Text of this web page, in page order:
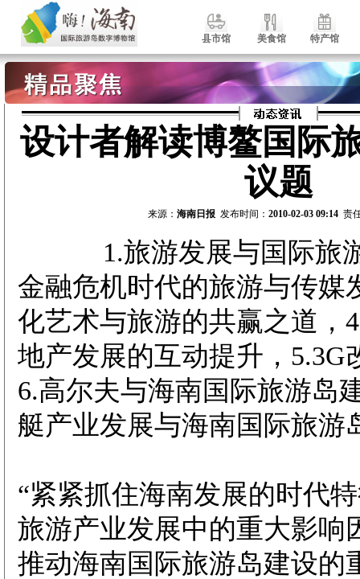
县市馆 美食馆 特产馆
设计者解读博鳌国际
议题
来源： 海南日报发布时间： 2010-02-03 09:14责
1.旅游发展与国际旅游
金融危机时代的旅游与传媒
化艺术与旅游的共赢之道，
地产发展的互动提升，5.3G
6.高尔夫与海南国际旅游岛
艇产业发展与海南国际旅游
“紧紧抓住海南发展的时代
旅游产业发展中的重大影响
推动海南国际旅游岛建设的